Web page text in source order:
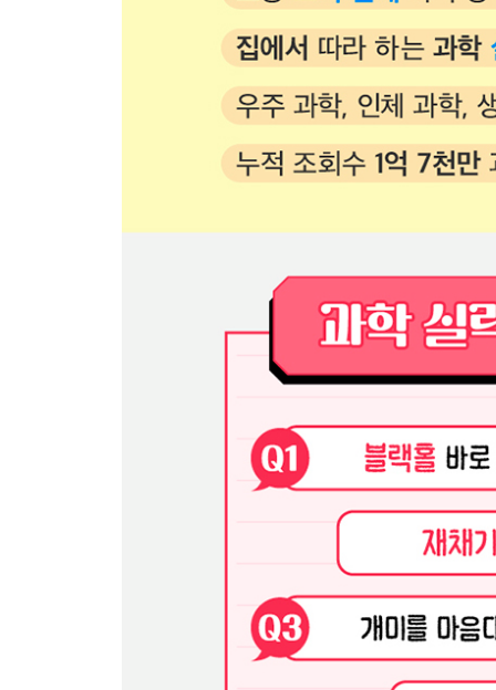
5장 · 태풍부터 빙하까지, 지구의 경고가 찌릿! _ 지
1. 사막을 전부 태양전지판으로 덮으면 환경이 더
2. 가만히 있던 땅은 왜 갑자기 마구 흔들릴까?
3. 쓰레기를 용암에 던져서 처리하면 쉽지 않을까?
4. 무서운 태풍, 폭탄으로 날려 버리면 안 될까?
6. 주변 바다가 왜 갑자기 뜨거워지고 있을까?
8. 쓰레기장에서는 어떤 일이 벌어지고 있을까?
9. 일기 예보는 왜 자꾸 틀릴까?
10. 더워지는 지구를 통째로 식혀 버리면 안 될까?
11. 지구의 모든 빙하가 다 녹으면 화산이 폭발한다
13. 바닷물을 정수해서 마시는 물로 바꿀 수 없을까